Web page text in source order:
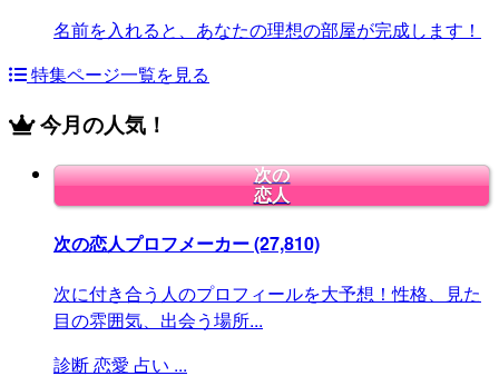
名前を入れると、あなたの理想の部屋が完成します！
特集ページ一覧を見る
今月の人気！
次の
恋人
次の恋人プロフメーカー(27,810)
次に付き合う人のプロフィールを大予想！性格、見た
目の雰囲気、出会う場所...
診断恋愛 占い ...